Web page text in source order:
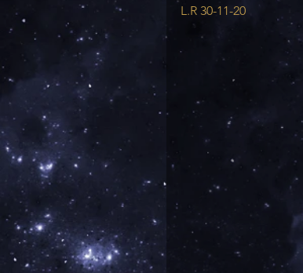
L.R 30-11-20